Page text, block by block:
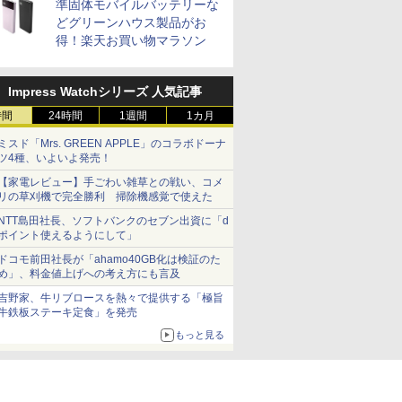
準固体モバイルバッテリーな
どグリーンハウス製品がお
得！楽天お買い物マラソン
Impress Watchシリーズ 人気記事
24時間 1週間 1カ月
スド「Mrs. GREEN APPLE」のコラボドーナ
4種、いよいよ発売！
家電レビュー】手ごわい雑草との戦い、コメ
の草刈機で完全勝利 掃除機感覚で使えた
島田社長、ソフトバンクのセブン出資に「d
イント使えるようにして」
コモ前田社長が「ahamo40GB化は検証のた
」、料金値上げへの考え方にも言及
野家、牛リブロースを熱々で提供する「極旨
鉄板ステーキ定食」を発売
もっと見る